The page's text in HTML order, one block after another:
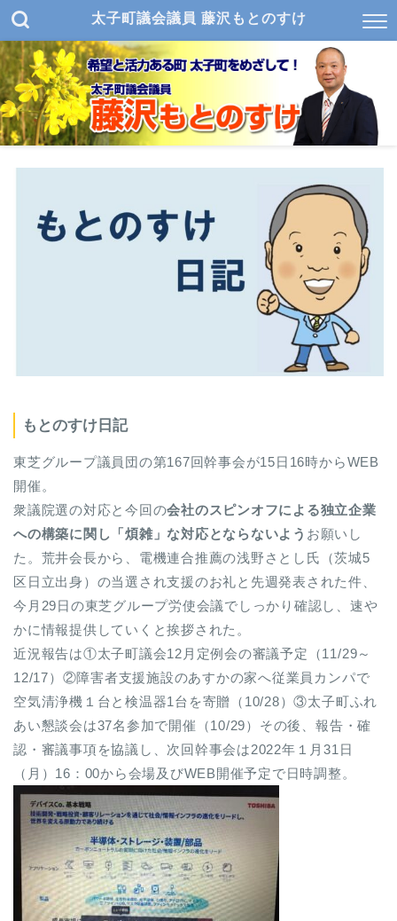
太子町議会議員 藤沢もとのすけ
もとのすけ日記
東芝グループ議員団の第167回幹事会が15日16時からWEB
開催。
衆議院選の対応と今回の会社のスピンオフによる独立企業
への構築に関し「煩雑」な対応とならないよう お願いし
た。荒井会長から、電機連合推薦の浅野さとし氏（茨城5
区日立出身）の当選され支援のお礼と先週発表された件、
今月29日の東芝グループ労使会議でしっかり確認し、速や
かに情報提供していくと挨拶された。
近況報告は①太子町議会12月定例会の審議予定（11/29～
12/17）②障害者支援施設のあすかの家へ従業員カンパで
空気清浄機１台と検温器1台を寄贈（10/28）③太子町ふれ
あい懇談会は37名参加で開催（10/29）その後、報告・確
認・審議事項を協議し、次回幹事会は2022年１月31日
（月）16：00から会場及びWEB開催予定で日時調整。